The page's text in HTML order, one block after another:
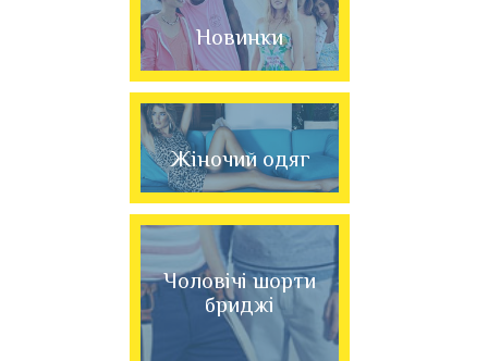
Новинки
Жіночий одяг
Чоловічі шорти
бриджі